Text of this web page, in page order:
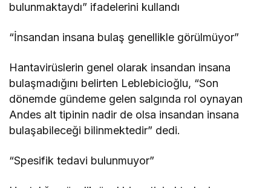
bulunmaktaydı” ifadelerini kullandı
“İnsandan insana bulaş genellikle görülmüyor”
Hantavirüslerin genel olarak insandan insana
bulaşmadığını belirten Leblebicioğlu, “Son
dönemde gündeme gelen salgında rol oynayan
Andes alt tipinin nadir de olsa insandan insana
bulaşabileceği bilinmektedir” dedi.
“Spesifik tedavi bulunmuyor”